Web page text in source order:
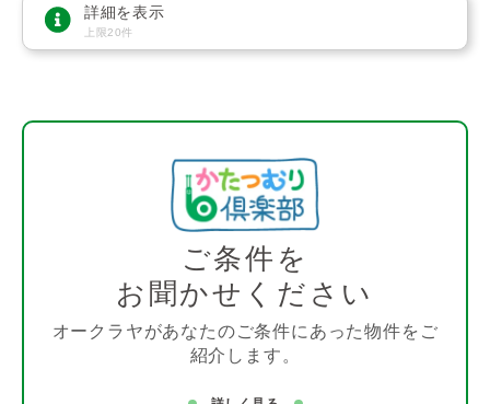
詳細を表示
上限20件
ご条件を
お聞かせください
オークラヤがあなたのご条件にあった物件をご
紹介します。